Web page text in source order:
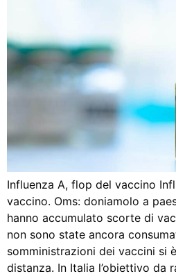
Influenza A, flop del vaccino
vaccino. Oms: doniamolo a
hanno accumulato scorte di
non sono state ancora
somministrazioni dei vaccini si
distanza. In Italia l’obiettivo da